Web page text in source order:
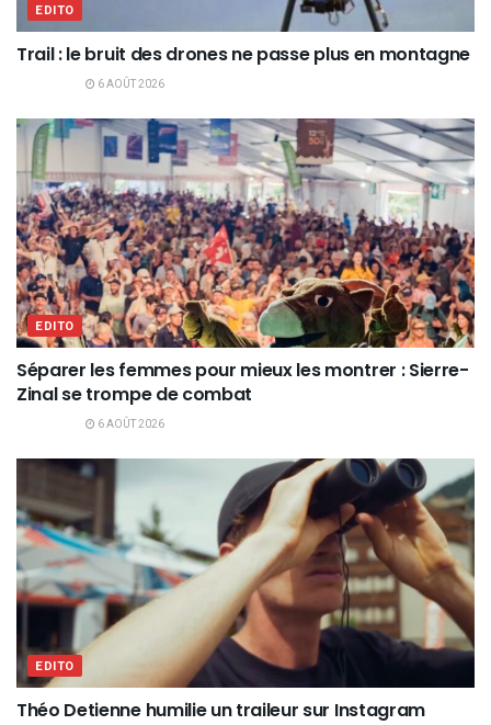
EDITO
Trail : le bruit des drones ne passe plus en montagne
6 AOÛT 2026
EDITO
Séparer les femmes pour mieux les montrer : Sierre-
Zinal se trompe de combat
6 AOÛT 2026
EDITO
Théo Detienne humilie un traileur sur Instagram